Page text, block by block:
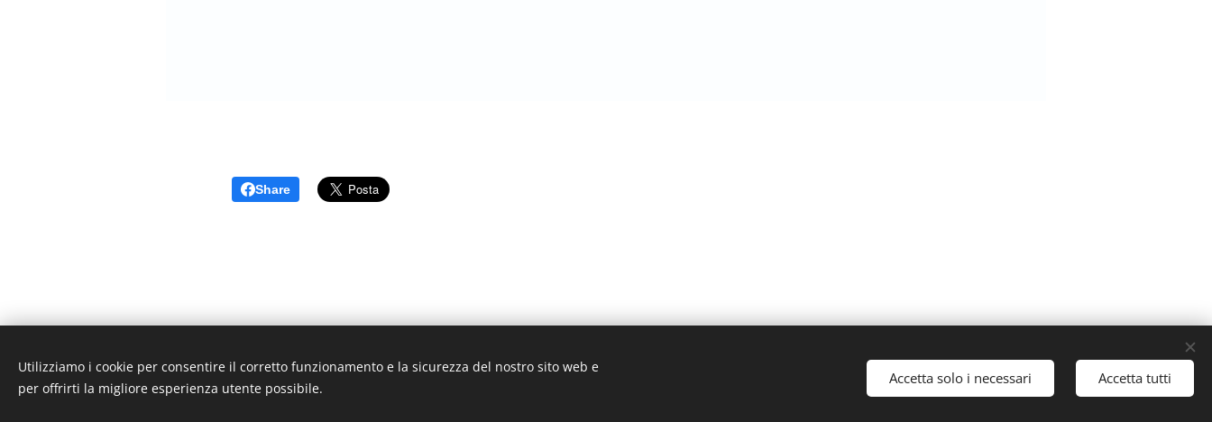
Share
© 2025 CAI Sottosezione Franco Rustichelli di Scandiano. Tutti i diritti riservati.
Utilizziamo i cookie per consentire il corretto funzionamento e la sicurezza del nostro sito web e
per offrirti la migliore esperienza utente possibile.
Accetta solo i necessari Accetta tutti